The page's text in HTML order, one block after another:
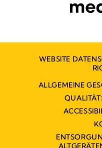
WEBSITE
ALLGEMEINE